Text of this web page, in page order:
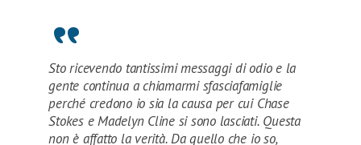
Sto ricevendo tantissimi messaggi di odio e la
gente continua a chiamarmi sfasciafamiglie
perché credono io sia la causa per cui Chase
Stokes e Madelyn Cline si sono lasciati. Questa
non è affatto la verità. Da quello che io so,